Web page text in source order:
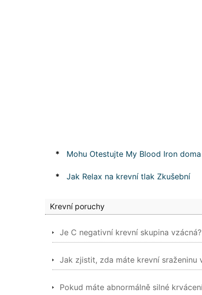
* Mohu Otestujte My Blood Iron
* Jak Relax na krevní tlak Zkušební
Krevní poruchy
Je C negativní krevní skupina vzácná?
Jak zjistit, zda máte krevní sraženinu
Pokud máte abnormálně silné